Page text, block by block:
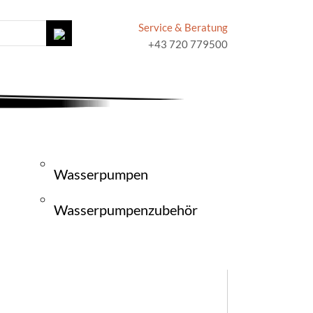
Service & Beratung
+43 720 779500
Wasserpumpen
Wasserpumpenzubehör